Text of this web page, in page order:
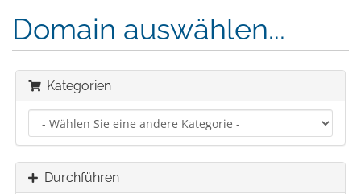
Domain auswählen...
Kategorien
Durchführen